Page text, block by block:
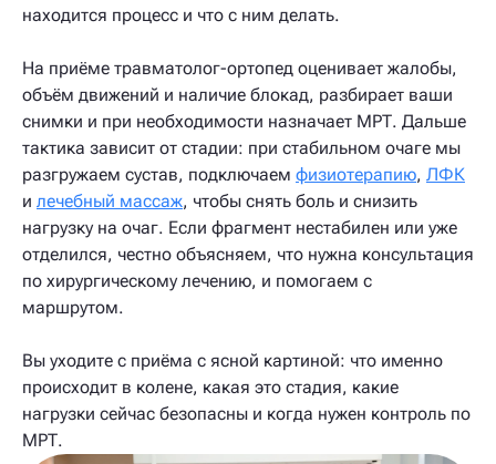
находится процесс и что с ним делать.
На приёме травматолог-ортопед оценивает жалобы,
объём движений и наличие блокад, разбирает ваши
снимки и при необходимости назначает МРТ. Дальше
тактика зависит от стадии: при стабильном очаге мы
разгружаем сустав, подключаем физиотерапию, ЛФК
и лечебный массаж, чтобы снять боль и снизить
нагрузку на очаг. Если фрагмент нестабилен или уже
отделился, честно объясняем, что нужна консультация
по хирургическому лечению, и помогаем с
маршрутом.
Вы уходите с приёма с ясной картиной: что именно
происходит в колене, какая это стадия, какие
нагрузки сейчас безопасны и когда нужен контроль по
МРТ.